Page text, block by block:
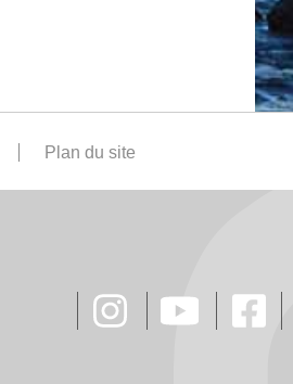
Plan du site